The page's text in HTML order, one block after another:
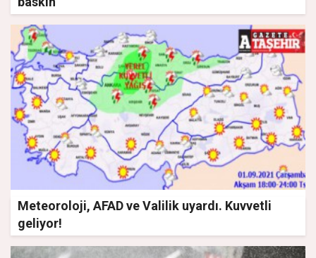
Meteoroloji, AFAD ve Valilik uyardı. Kuvvetli
geliyor!